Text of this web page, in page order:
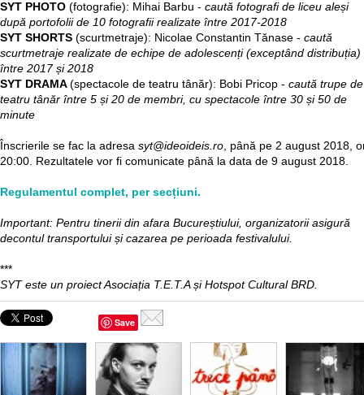
SYT PHOTO (fotografie): Mihai Barbu - caută fotografi de liceu aleși
după portofolii de 10 fotografii realizate între 2017-2018
SYT SHORTS (scurtmetraje): Nicolae Constantin Tănase - caută
scurtmetraje realizate de echipe de adolescenți (exceptând distribuția)
între 2017 și 2018
SYT DRAMA (spectacole de teatru tânăr): Bobi Pricop - caută trupe de
teatru tânăr între 5 și 20 de membri, cu spectacole între 30 și 50 de
minute
Înscrierile se fac la adresa syt@ideoideis.ro, până pe 2 august 2018,
20:00. Rezultatele vor fi comunicate până la data de 9 august 2018.
Regulamentul complet, per secțiuni.
Important: Pentru tinerii din afara Bucureștiului, organizatorii asigură
decontul transportului și cazarea pe perioada festivalului.
***
SYT este un proiect Asociația T.E.T.A și Hotspot Cultural BRD.
Save